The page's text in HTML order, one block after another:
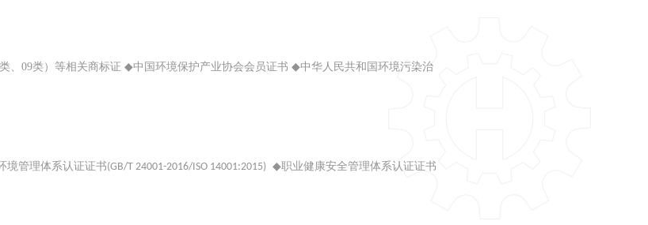
、09类）等相关商标证 ◆中国环境保护产业协会会员证书 ◆中华人民共和国环境污染治
境管理体系认证证书(GB/T 24001-2016/ISO 14001:2015) ◆职业健康安全管理体系认证证书